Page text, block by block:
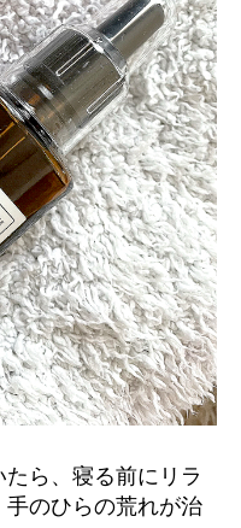
ら、寝る前にリラ
手のひらの荒れが治